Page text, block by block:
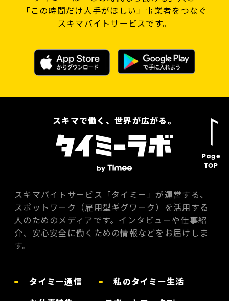
「この時間だけ人手がほしい」事業者をつなぐ
スキマバイトサービスです。
Page
TOP
スキマで働く、世界が広がる。
スキマバイトサービス「タイミー」が運営する、
スポットワーク（雇用型ギグワーク）を活用する
人のためのメディアです。インタビューや仕事紹
介、安心安全に働くための情報などをお届けしま
す。
タイミー通信
私のタイミー生活